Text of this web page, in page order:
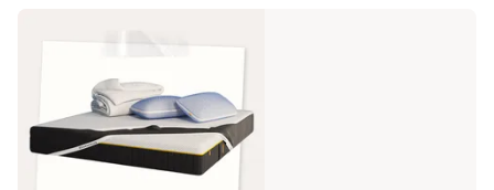
genieten,
nachtrust